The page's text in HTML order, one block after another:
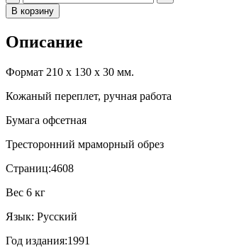
В корзину
Описание
Формат 210 х 130 х 30 мм.
Кожаный переплет, ручная работа
Бумага офсетная
Тресторонний мраморный обрез
Страниц:4608
Вес 6 кг
Язык: Русский
Год издания:1991